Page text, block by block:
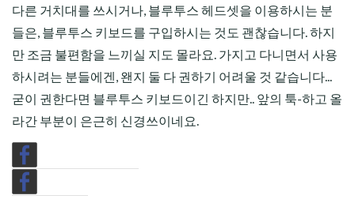
다른 거치대를 쓰시거나, 블루투스 헤드셋을 이용하시는 분
들은, 블루투스 키보드를 구입하시는 것도 괜찮습니다. 하지
만 조금 불편함을 느끼실 지도 몰라요. 가지고 다니면서 사용
하시려는 분들에겐, 왠지 둘 다 권하기 어려울 것 같습니다...
굳이 권한다면 블루투스 키보드이긴 하지만.. 앞의 툭-하고 올
라간 부분이 은근히 신경쓰이네요.